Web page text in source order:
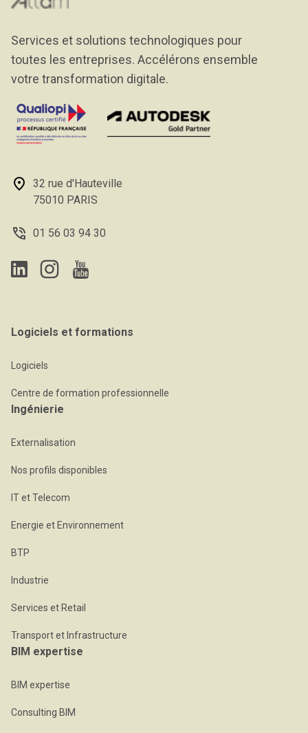
Services et solutions technologiques pour
toutes les entreprises. Accélérons ensemble
votre transformation digitale.
32 rue d'Hauteville
75010 PARIS
01 56 03 94 30
Logiciels et formations
Logiciels
Centre de formation professionnelle
Ingénierie
Externalisation
Nos profils disponibles
IT et Telecom
Energie et Environnement
BTP
Industrie
Services et Retail
Transport et Infrastructure
BIM expertise
BIM expertise
Consulting BIM